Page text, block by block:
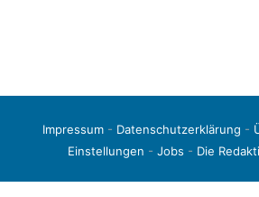
Impressum- Datenschutzerklärung -
Einstellungen - Jobs - Die